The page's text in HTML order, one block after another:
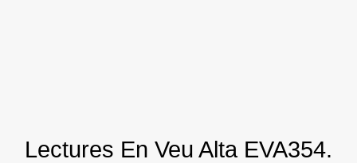
Lectures En Veu Alta EVA354.